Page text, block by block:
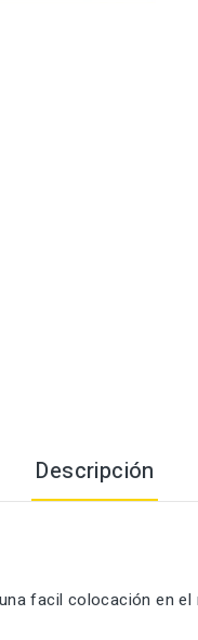
Descripción
facil colocación en el